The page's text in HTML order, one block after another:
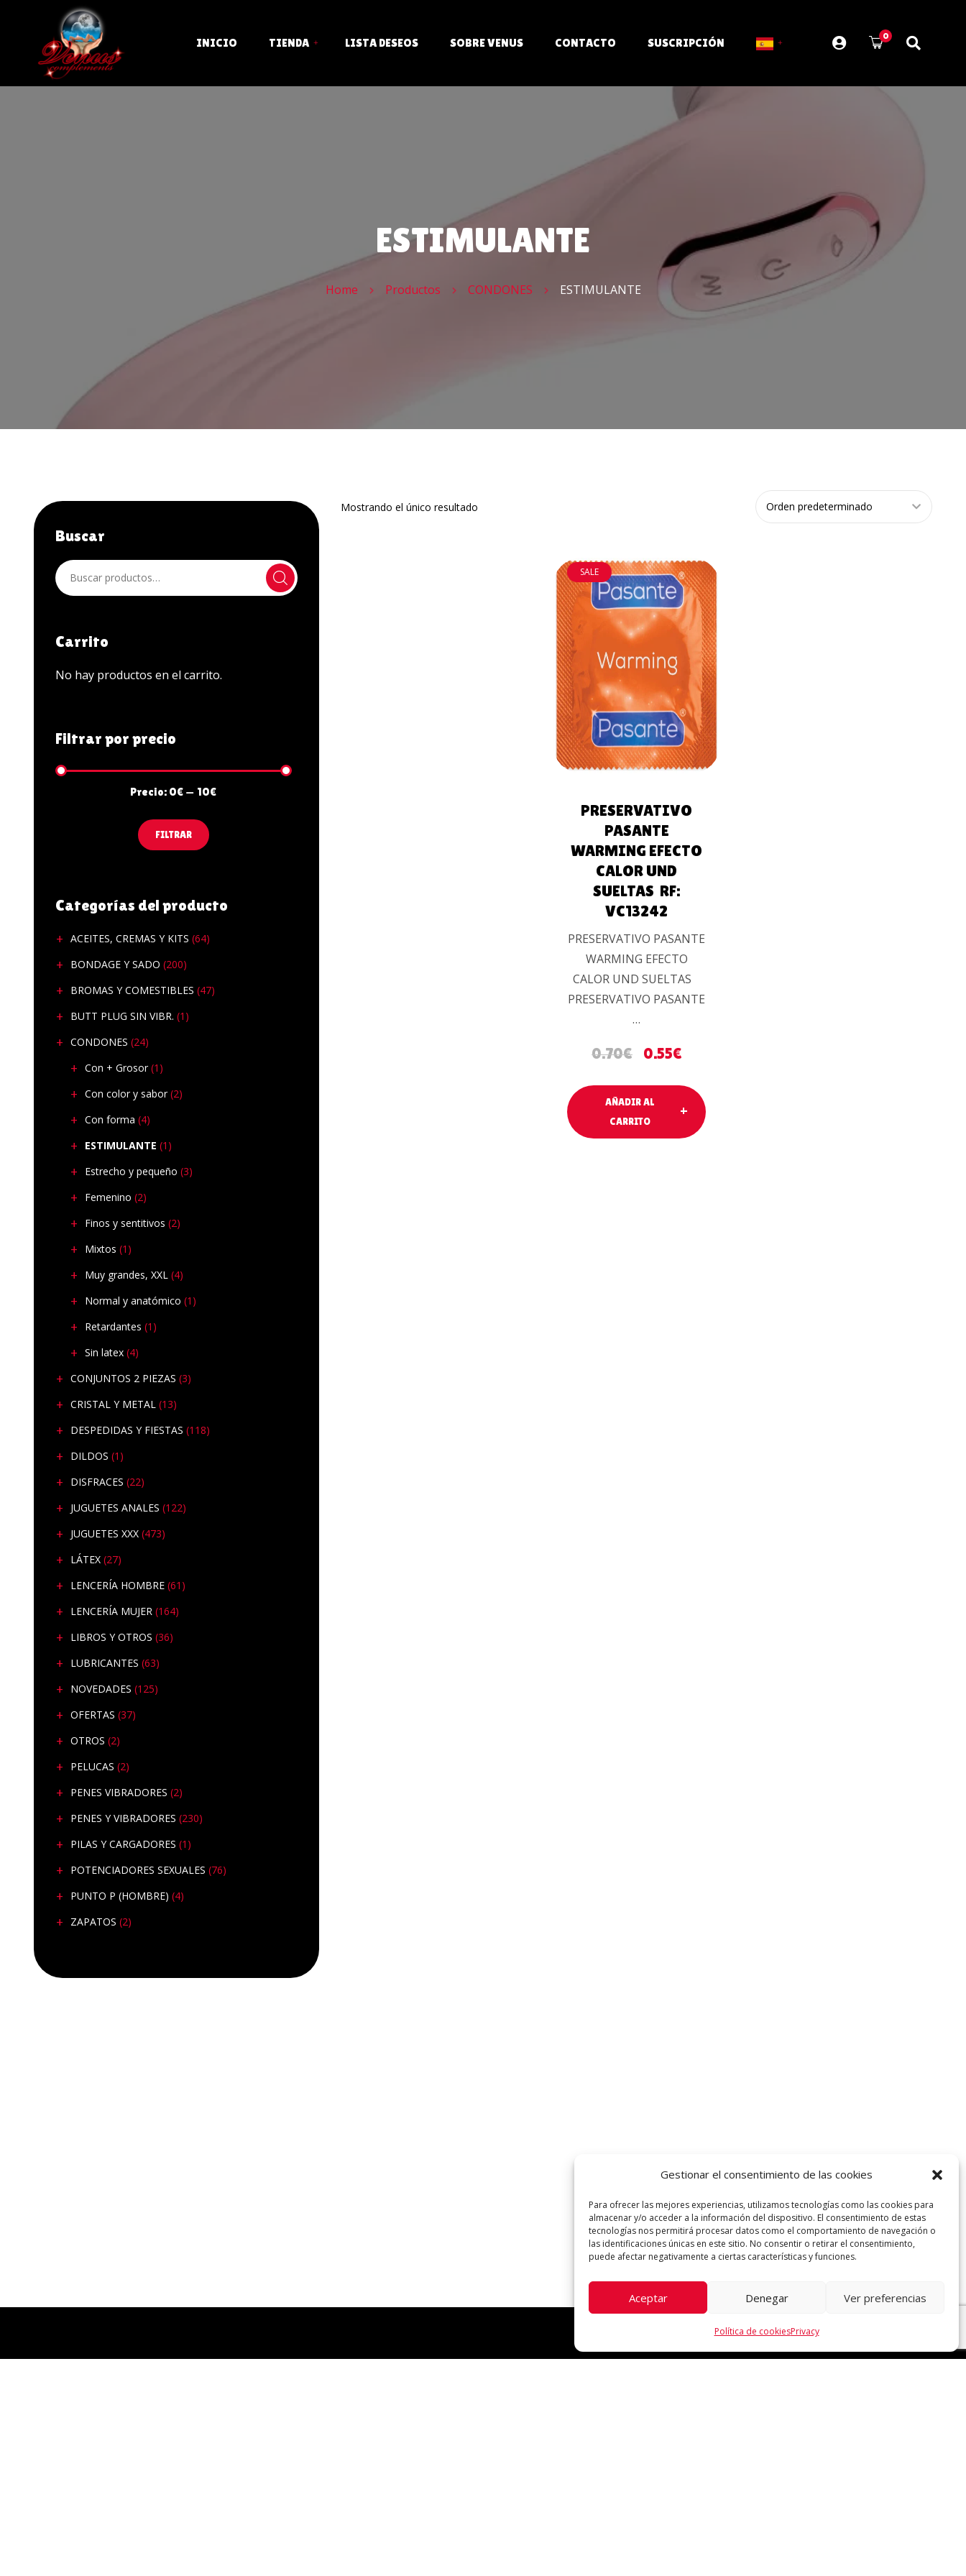
Gestionar el consentimiento de las cookies
Para ofrecer las mejores experiencias, utilizamos tecnologías como las cookies para
almacenar y/o acceder a la información del dispositivo. El consentimiento de estas
tecnologías nos permitirá procesar datos como el comportamiento de navegación o
las identificaciones únicas en este sitio. No consentir o retirar el consentimiento,
puede afectar negativamente a ciertas características y funciones.
Aceptar Denegar Ver preferencias
Política de cookiesPrivacy
INICIO TIENDA
DESPEDIDAS Y FIESTAS
DISFRACES
LENCERÍA HOMBRE
OTROS
LISTA DESEOS SOBRE VENUS CONTACTO SUSCRIPCIÓN 0
ESTIMULANTE
Home Productos CONDONES ESTIMULANTE
Mostrando el único resultado
AÑADIR AL
SALE
PRESERVATIVO
PASANTE
WARMING EFECTO
CALOR UND
SUELTAS RF:
VC13242
PRESERVATIVO PASANTE
WARMING EFECTO
CALOR UND SUELTAS
PRESERVATIVO PASANTE
…
0.70€ 0.55€
AÑADIR AL
CARRITO
Buscar
Carrito
No hay productos en el carrito.
Filtrar por precio
FILTRAR
Precio: 0€ — 10€
Categorías del producto
ACEITES, CREMAS Y KITS (64)
BONDAGE Y SADO (200)
BROMAS Y COMESTIBLES (47)
BUTT PLUG SIN VIBR. (1)
CONDONES (24)
Con + Grosor (1)
Con color y sabor (2)
Con forma (4)
ESTIMULANTE (1)
Estrecho y pequeño (3)
Femenino (2)
Finos y sentitivos (2)
Mixtos (1)
Muy grandes, XXL (4)
Normal y anatómico (1)
Retardantes (1)
Sin latex (4)
CONJUNTOS 2 PIEZAS (3)
CRISTAL Y METAL (13)
DESPEDIDAS Y FIESTAS (118)
DILDOS (1)
DISFRACES (22)
JUGUETES ANALES (122)
JUGUETES XXX (473)
LÁTEX (27)
LENCERÍA HOMBRE (61)
LENCERÍA MUJER (164)
LIBROS Y OTROS (36)
LUBRICANTES (63)
NOVEDADES (125)
OFERTAS (37)
OTROS (2)
PELUCAS (2)
PENES VIBRADORES (2)
PENES Y VIBRADORES (230)
PILAS Y CARGADORES (1)
POTENCIADORES SEXUALES (76)
PUNTO P (HOMBRE) (4)
ZAPATOS (2)